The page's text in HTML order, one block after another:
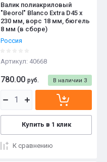
Валик полиакриловый
"Beorol" Blanco Extra D45 x
230 мм, ворс 18 мм, бюгель
8 мм (в сборе)
Россия
Артикул: 40668
В наличии 3
780.00 руб.
Купить в 1 клик
К сравнению